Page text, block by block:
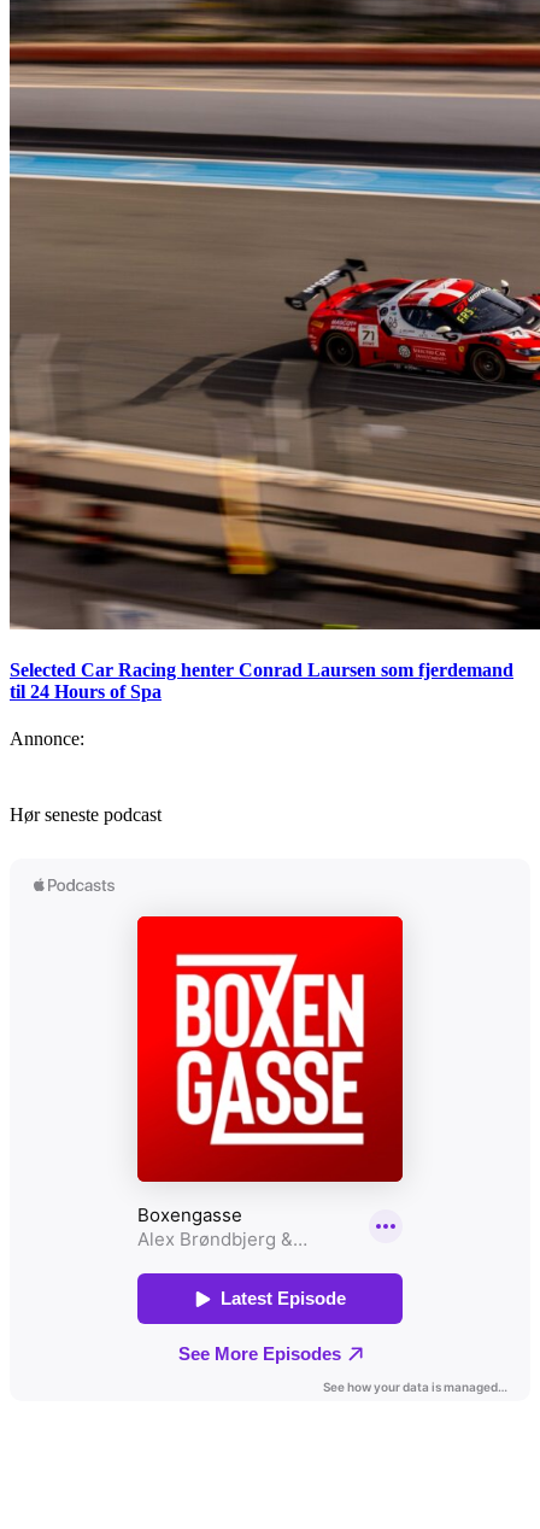
Selected Car Racing henter Conrad Laursen som fjerdemand
til 24 Hours of Spa
Annonce:
Hør seneste podcast